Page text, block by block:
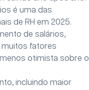
é uma das
de RH em 2025.
de salários,
fatores
otimista sobre o
incluindo maior